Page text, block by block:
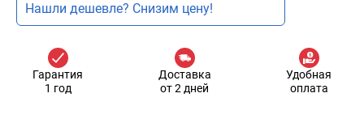
Нашли дешевле? Снизим цену!
Гарантия
1 год
Доставка
от 2 дней
Удобная
оплата